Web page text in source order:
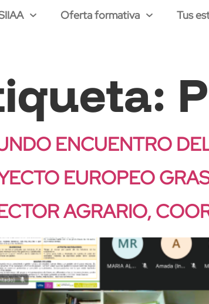
Oferta formativa Tus
ENCUENTRO
EUROPEO
AGRARIO,